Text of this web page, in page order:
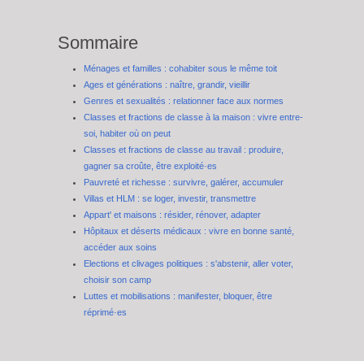
Sommaire
Ménages et familles : cohabiter sous le même toit
Ages et générations : naître, grandir, vieillir
Genres et sexualités : relationner face aux normes
Classes et fractions de classe à la maison : vivre entre-
soi, habiter où on peut
Classes et fractions de classe au travail : produire,
gagner sa croûte, être exploité·es
Pauvreté et richesse : survivre, galérer, accumuler
Villas et HLM : se loger, investir, transmettre
Appart' et maisons : résider, rénover, adapter
Hôpitaux et déserts médicaux : vivre en bonne santé,
accéder aux soins
Elections et clivages politiques : s'abstenir, aller voter,
choisir son camp
Luttes et mobilisations : manifester, bloquer, être
réprimé·es